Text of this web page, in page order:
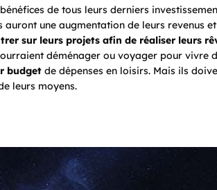
de tous leurs derniers
auront une augmentation de leurs revenus
sur leurs projets afin de réaliser leurs
déménager ou voyager pour vivre
budget de dépenses en loisirs. Mais ils
leurs moyens.